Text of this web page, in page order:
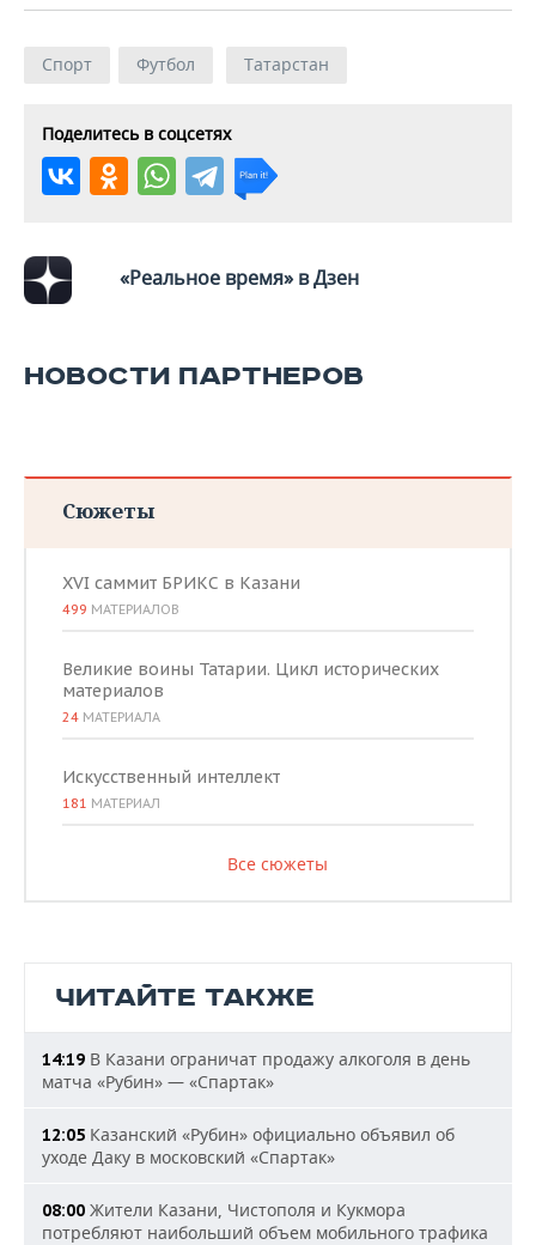
Спорт Футбол Татарстан
Поделитесь в соцсетях
«Реальное время» в Дзен
НОВОСТИ ПАРТНЕРОВ
Сюжеты
XVI саммит БРИКС в Казани
499 МАТЕРИАЛОВ
Великие воины Татарии. Цикл исторических
материалов
24 МАТЕРИАЛА
Искусственный интеллект
181 МАТЕРИАЛ
Все сюжеты
ЧИТАЙТЕ ТАКЖЕ
14:19 В Казани ограничат продажу алкоголя в день
матча «Рубин» — «Спартак»
12:05 Казанский «Рубин» официально объявил об
уходе Даку в московский «Спартак»
08:00 Жители Казани, Чистополя и Кукмора
потребляют наибольший объем мобильного трафика